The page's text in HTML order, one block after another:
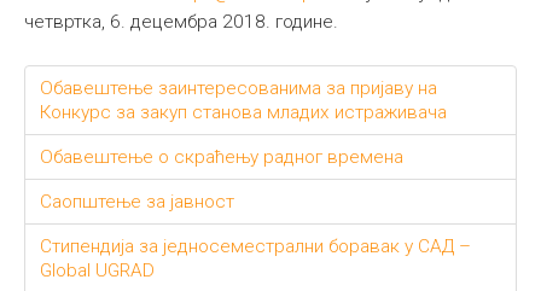
четвртка, 6. децембра 2018. године.
Обавештење заинтересованима за пријаву на
Конкурс за закуп станова младих истраживача
Обавештење о скраћењу радног времена
Саопштење за јавност
Стипендија за једносеместрални боравак у САД –
Global UGRAD